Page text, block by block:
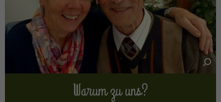
Warum zu uns?